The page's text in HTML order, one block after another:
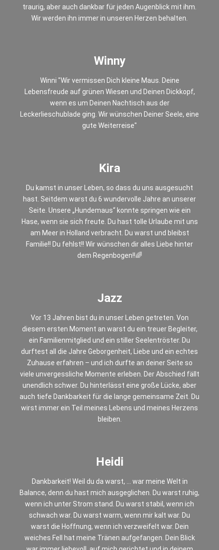
traurig, aber auch dankbar für jeden Augenblick mit ihm.
Wir werden ihn immer in unseren Herzen behalten.
Winny
Winni "Wir vermissen Dich kleine Maus. Deine
Lebensfreude auf grünen Wiesen und Deinen Dickkopf,
wenn es um Deinen Nachtisch aus der
Leckerlieschublade ging. Wir wünschen Deiner Seele, eine
gute Weiterreise"
Kira
Du kamst in unser Leben, so dass du uns ausgesucht
hast. Seitdem warst du 6 wundervolle Jahre an unserer
Seite. Unsere „Hundemaus“ konnte springen wie ein
Hase, wenn sie sich freute. Du hast tolle Urlaube mit uns
am Meer in Holland verbracht. Du warst und bleibst
Familie!! Du fehlst!! Wir wünschen dir alles Liebe hinter
dem Regenbogen!!🌈
Jazz
Vor 13 Jahren bist du in unser Leben getreten. Von
diesem ersten Moment an warst du ein treuer Begleiter,
ein Familienmitglied und ein stiller Seelentröster. Du
durftest all die Jahre Geborgenheit, Liebe und ein echtes
Zuhause erfahren – und ich durfte an deiner Seite so
viele unvergessliche Momente erleben. Der Abschied fällt
unendlich schwer. Du hinterlässt eine große Lücke, aber
auch tiefe Dankbarkeit für die lange gemeinsame Zeit. Du
wirst immer ein Teil meines Lebens und meines Herzens
bleiben.
Heidi
Dankbarkeit! Weil du da warst, ... war meine Welt in
Balance, denn du hast mich ausgeglichen. Du warst ruhig,
wenn ich unter Strom stand. Du warst stabil, wenn ich
schwach war. Du warst warm, wenn mir kalt war. Du
warst die Hoffnung, wenn ich verzweifelt war. Dein
weiches Fell hat meine Tränen aufgefangen. Dein Blick